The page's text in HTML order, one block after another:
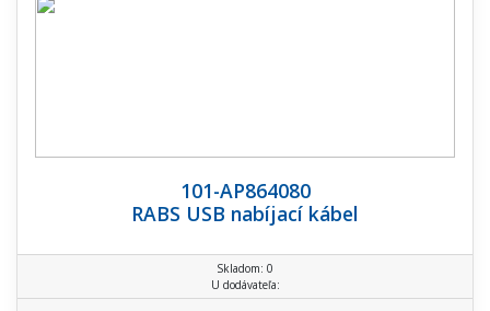
101-AP864080
RABS USB nabíjací kábel
Skladom: 0
U dodávateľa: